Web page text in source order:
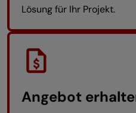
Lösung für Ihr Projekt.
Angebot